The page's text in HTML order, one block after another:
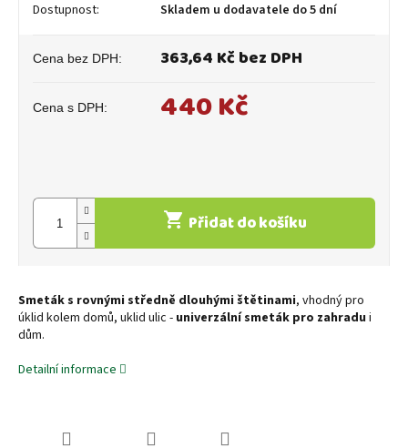
440 Kč
363,64 Kč bez DPH
Skladem u dodavatele do 5 dní
Přidat do košíku
Smeták s rovnými středně dlouhými štětinami, vhodný pro
úklid kolem domů, uklid ulic - univerzální smeták pro zahradu i
dům.
Detailní informace